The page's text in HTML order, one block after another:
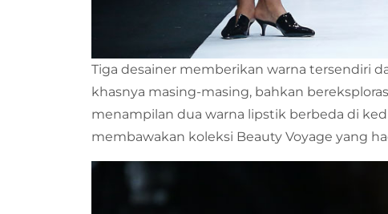
Tiga desainer memberikan warna tersendiri
khasnya masing-masing, bahkan
menampilan dua warna lipstik berbeda di
membawakan koleksi Beauty Voyage yang